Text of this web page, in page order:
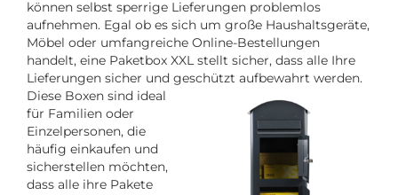
können selbst sperrige Lieferungen problemlos
aufnehmen. Egal ob es sich um große Haushaltsgeräte,
Möbel oder umfangreiche Online-Bestellungen
handelt, eine Paketbox XXL stellt sicher, dass alle Ihre
Lieferungen sicher und geschützt aufbewahrt werden.
Diese Boxen sind ideal
für Familien oder
Einzelpersonen, die
häufig einkaufen und
sicherstellen möchten,
dass alle ihre Pakete